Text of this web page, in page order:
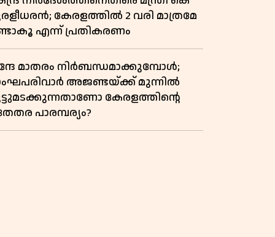
കേരളത്തിൽ 2 വരി മാത്രമേ
എന്ന് പ്രതികരണം
മാതരം നിർബന്ധമാക്കുമ്പോൾ;
അജണ്ടയ്ക്ക് മുന്നിൽ
കേരളത്തിന്റെ
പാരമ്പര്യം?